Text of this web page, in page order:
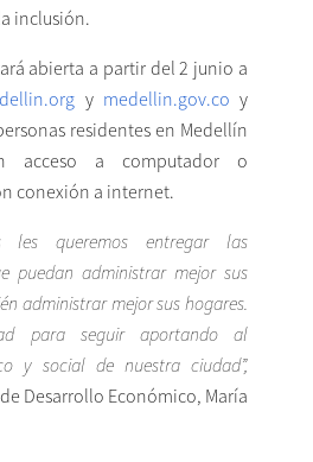
inclusión.
abierta a partir del 2 junio a
y medellin.gov.coy
residentes en Medellín
acceso a computador o
conexión a internet.
les queremos entregar las
puedan administrar mejor sus
administrar mejor sus hogares.
para seguir aportando al
y social de nuestra ciudad”,
Desarrollo Económico, María